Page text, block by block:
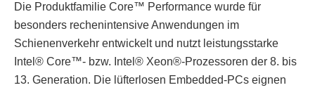
Die Produktfamilie Core™ Performance wurde für
besonders rechenintensive Anwendungen im
Schienenverkehr entwickelt und nutzt leistungsstarke
Intel® Core™- bzw. Intel® Xeon®-Prozessoren der 8. bis
13. Generation. Die lüfterlosen Embedded-PCs eignen